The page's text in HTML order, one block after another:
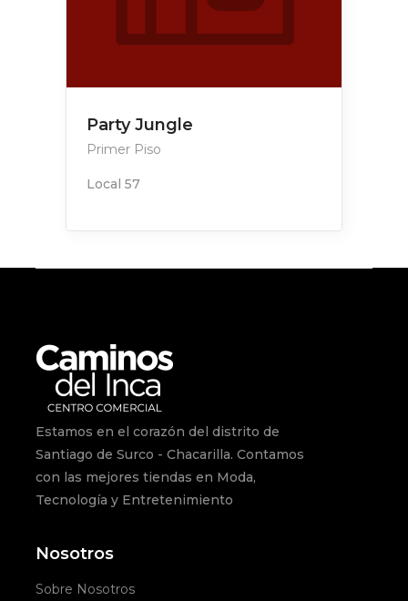
Party Jungle
Primer Piso
Local 57
Estamos en el corazón del distrito de
Santiago de Surco - Chacarilla. Contamos
con las mejores tiendas en Moda,
Tecnología y Entretenimiento
Nosotros
Sobre Nosotros